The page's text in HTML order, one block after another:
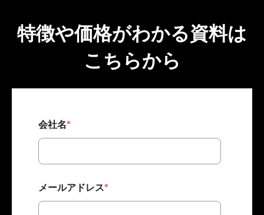
特徴や価格がわかる資料は
こちらから
会社名*
メールアドレス*